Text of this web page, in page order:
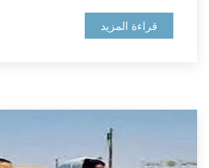
قراءة المزيد